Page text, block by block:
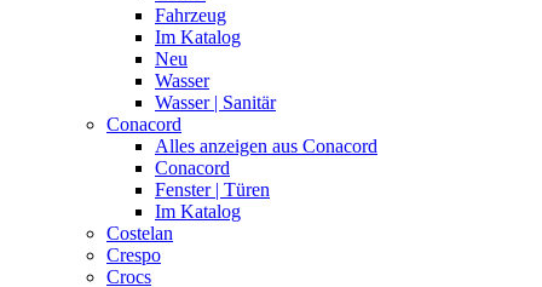
Fahrzeug
Im Katalog
Neu
Wasser
Wasser | Sanitär
Conacord
Alles anzeigen aus Conacord
Conacord
Fenster | Türen
Im Katalog
Costelan
Crespo
Crocs